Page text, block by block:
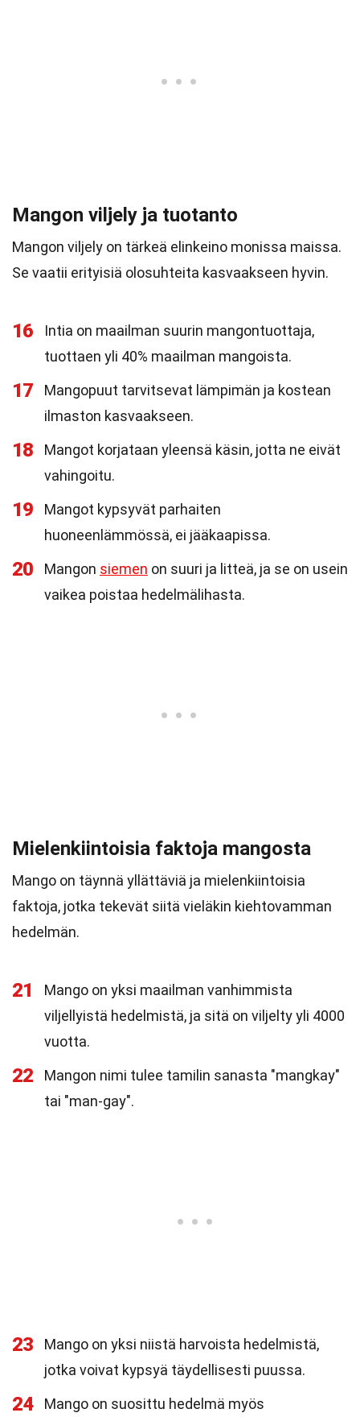
Mangon viljely ja tuotanto
Mangon viljely on tärkeä elinkeino monissa maissa.
Se vaatii erityisiä olosuhteita kasvaakseen hyvin.
16
Intia on maailman suurin mangontuottaja,
tuottaen yli 40% maailman mangoista.
17
Mangopuut tarvitsevat lämpimän ja kostean
ilmaston kasvaakseen.
18
Mangot korjataan yleensä käsin, jotta ne eivät
vahingoitu.
19
Mangot kypsyvät parhaiten
huoneenlämmössä, ei jääkaapissa.
20 Mangon siemen on suuri ja litteä, ja se on usein
vaikea poistaa hedelmälihasta.
Mielenkiintoisia faktoja mangosta
Mango on täynnä yllättäviä ja mielenkiintoisia
faktoja, jotka tekevät siitä vieläkin kiehtovamman
hedelmän.
21
Mango on yksi maailman vanhimmista
viljellyistä hedelmistä, ja sitä on viljelty yli 4000
vuotta.
22
Mangon nimi tulee tamilin sanasta "mangkay"
tai "man-gay".
23
Mango on yksi niistä harvoista hedelmistä,
jotka voivat kypsyä täydellisesti puussa.
24 Mango on suosittu hedelmä myös